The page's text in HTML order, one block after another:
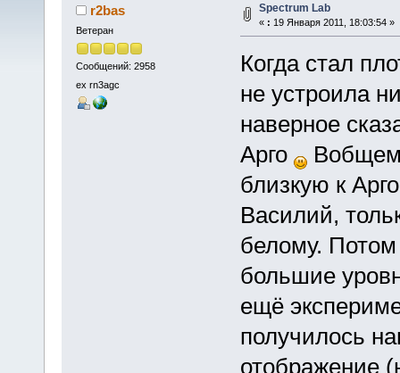
r2bas
Ветеран
Сообщений: 2958
ex rn3agc
Spectrum Lab
« : 19 Января 2011, 18:03:54 »
Когда стал
не устроила
наверное
Арго
Вобщем,
близкую к
Василий,
белому.
большие
ещё
получилось
отображение